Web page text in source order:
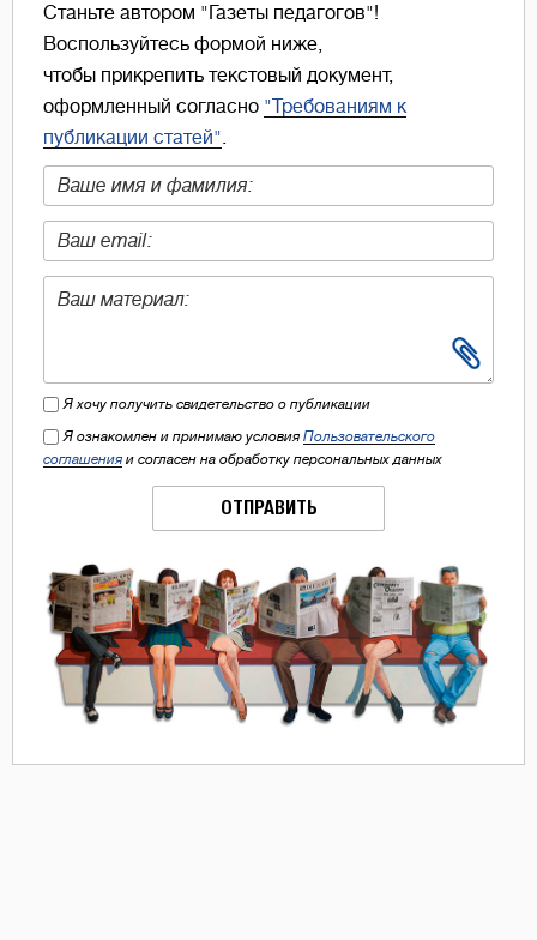
Станьте автором "Газеты педагогов"!
Воспользуйтесь формой ниже,
чтобы прикрепить текстовый документ,
оформленный согласно "Требованиям к
публикации статей"
Я хочу получить свидетельство о публикации
Я ознакомлен и принимаю условия Пользовательского
соглашения и согласен на обработку персональных данных
ОТПРАВИТЬ